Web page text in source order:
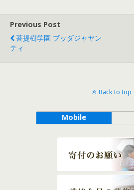
Previous Post
菩提樹学園 ブッダジャヤン
ティ
Back to top
Mobile